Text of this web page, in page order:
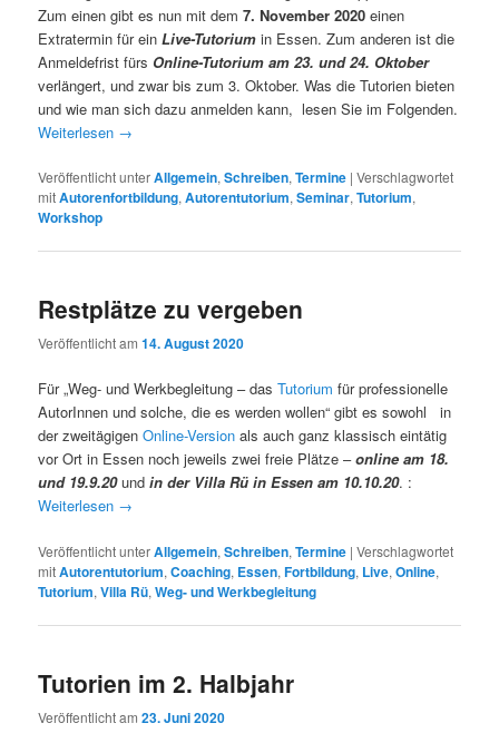
Zum einen gibt es nun mit dem7. November 2020 einen
Extratermin für einLive-Tutorium in Essen. Zum anderen ist die
Anmeldefrist fürs Online-Tutorium am 23. und 24. Oktober
verlängert, und zwar bis zum 3. Oktober. Was die Tutorien bieten
und wie man sich dazu anmelden kann, lesen Sie im Folgenden.
Weiterlesen →
Veröffentlicht unterAllgemein,Schreiben,Termine |Verschlagwortet
mitAutorenfortbildung,Autorentutorium,Seminar,Tutorium,
Workshop
Restplätze zu vergeben
Veröffentlicht am14. August 2020
Für „Weg- und Werkbegleitung – dasTutorium für professionelle
AutorInnen und solche, die es werden wollen“ gibt es sowohl in
der zweitägigenOnline-Version als auch ganz klassisch eintätig
vor Ort in Essen noch jeweils zwei freie Plätze –online am 18.
und 19.9.20undin der Villa Rü in Essen am 10.10.20. :
Weiterlesen →
Veröffentlicht unterAllgemein,Schreiben,Termine |Verschlagwortet
mitAutorentutorium,Coaching, Essen,Fortbildung, Live,Online,
Tutorium,Villa Rü,Weg- und Werkbegleitung
Tutorien im 2. Halbjahr
Veröffentlicht am23. Juni 2020